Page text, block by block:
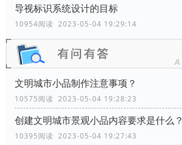
导视标识系统设计的目标
10954阅读 2023-05-04 19:29:14
文明城市小品制作注意事项？
10575阅读 2023-05-04 19:28:23
创建文明城市景观小品内容要求是什么？
10395阅读 2023-05-04 19:27:43